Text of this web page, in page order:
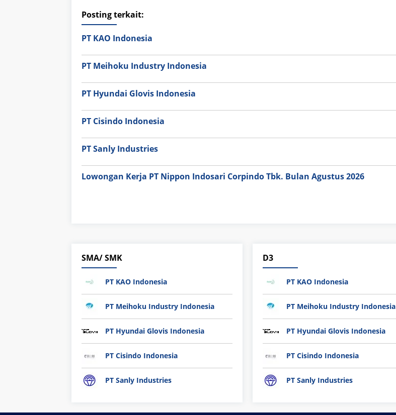
Posting terkait:
PT KAO Indonesia
PT Meihoku Industry Indonesia
PT Hyundai Glovis Indonesia
PT Cisindo Indonesia
PT Sanly Industries
Lowongan Kerja PT Nippon Indosari Corpindo Tbk. Bulan Agustus 2026
SMA/ SMK
PT KAO Indonesia
PT Meihoku Industry Indonesia
PT Hyundai Glovis Indonesia
PT Cisindo Indonesia
PT Sanly Industries
D3
PT KAO Indonesia
PT Meihoku Industry Indonesia
PT Hyundai Glovis Indonesia
PT Cisindo Indonesia
PT Sanly Industries